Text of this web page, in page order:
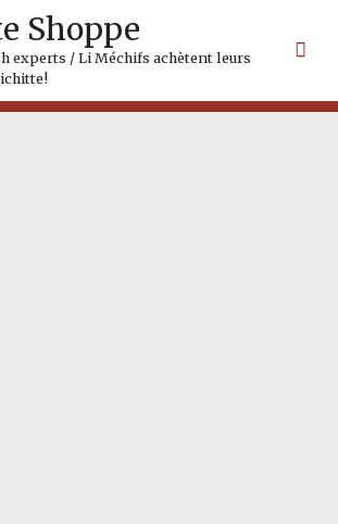
Shoppe
experts / Li Méchifs achètent leurs